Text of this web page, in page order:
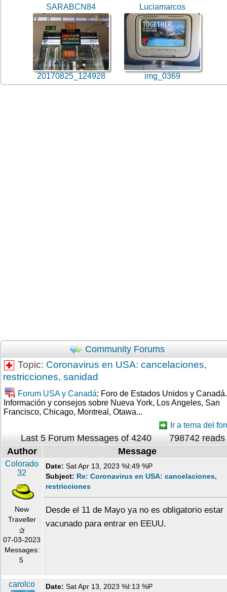
SARABCN84
20170825_124928
Luciamarcos
img_0369
Community Forums
Topic: Coronavirus en USA: cancelaciones,
restricciones, sanidad
Forum USA y Canadá: Foro de Estados Unidos y Canadá.
Información y consejos sobre Nueva York, Los Angeles, San
Francisco, Chicago, Montreal, Otawa...
Ir a tema del
Last 5 Forum Messages of 4240
798742 reads
Author
Message
Colorado
32
New
Traveller
07-03-2023
Messages:
5
Date: Sat Apr 13, 2023 %I:49 %P
Subject: Re: Coronavirus en USA: cancelaciones,
restricciones
Desde el 11 de Mayo ya no es obligatorio estar
vacunado para entrar en EEUU.
carolco Date: Sat Apr 13, 2023 %I:13 %P